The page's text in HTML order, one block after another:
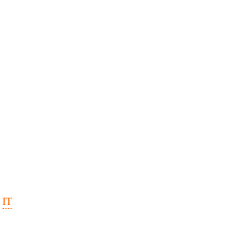
IT